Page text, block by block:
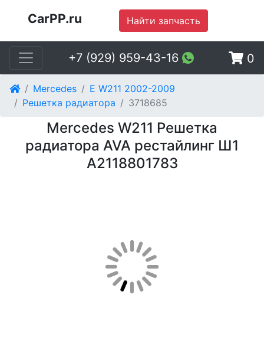
CarPP.ru Найти запчасть
+7 (929) 959-43-16 0
Mercedes
E W211 2002-2009
Решетка радиатора
3718685
Mercedes W211 Решетка
радиатора AVA рестайлинг Ш1
A2118801783